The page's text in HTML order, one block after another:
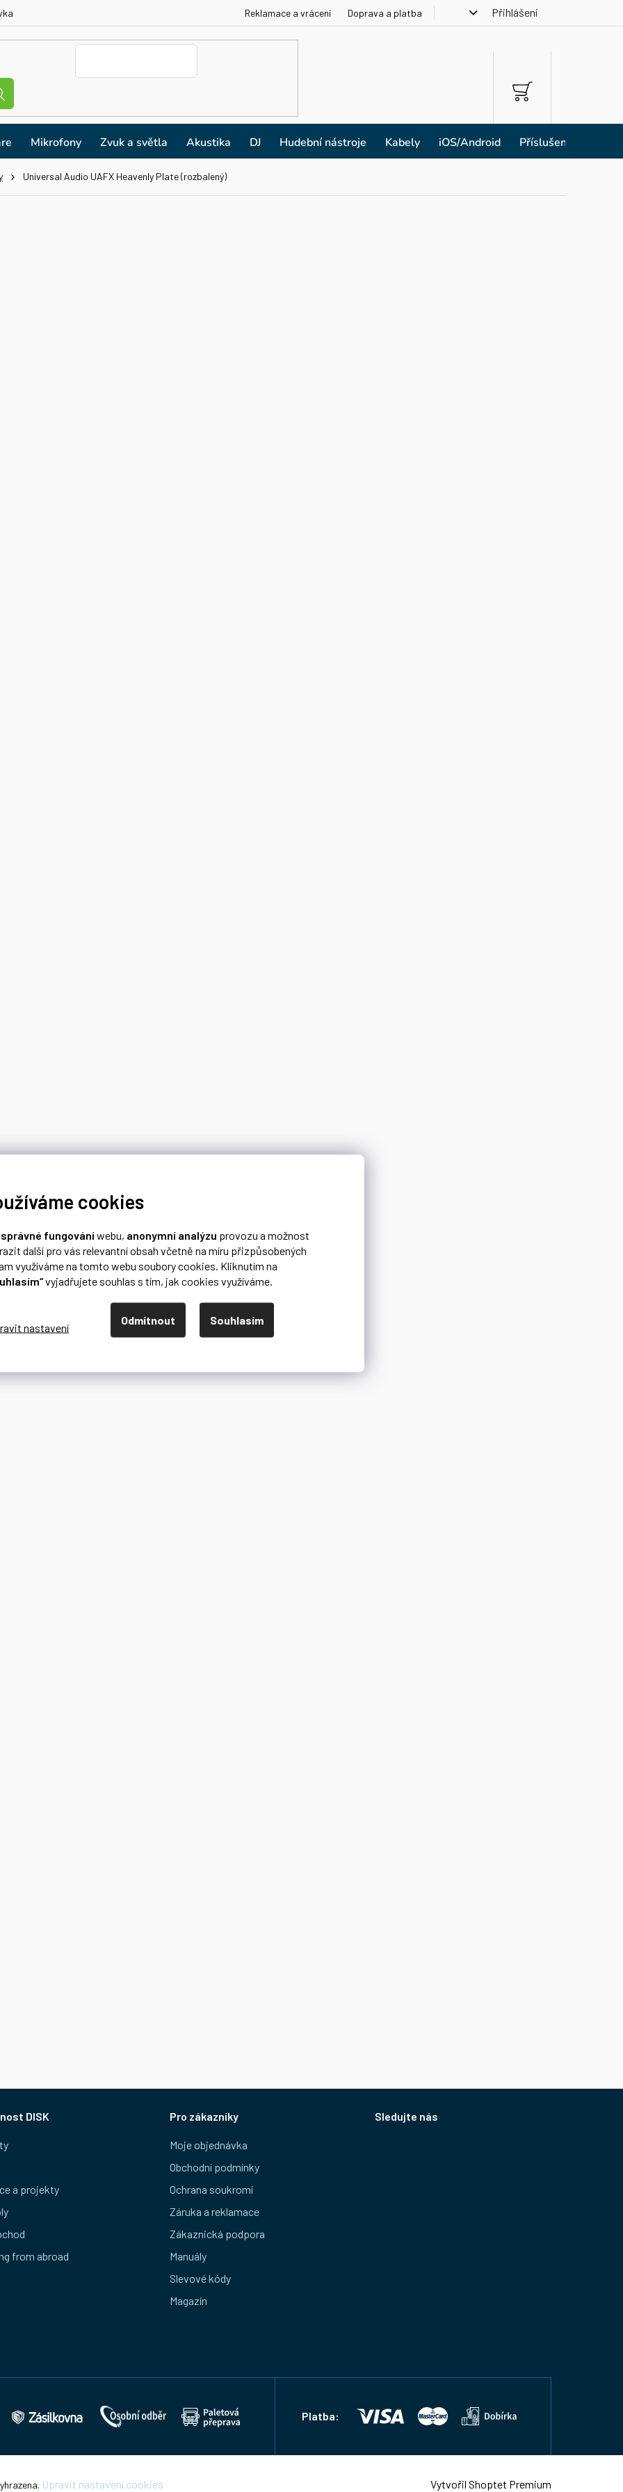
cookies
správné fungováníwebu, anonymní analýzu provozu a možnost
další pro vás relevantní obsah včetně na míru přizpůsobených
využíváme na tomto webu soubory cookies. Kliknutím na
vyjadřujete souhlas s tím, jak cookies využíváme.
Odmítnout Souhlasím
Reklamace a vrácení Doprava a platba Přihlášení
NÁKUPNÍ
KOŠÍK
Mikrofony Zvuk a světla Akustika DJ Hudební nástroje Kabely iOS/Android Příslušenství
Universal Audio UAFX Heavenly Plate (rozbalený)
DISK
a projekty
from abroad
Pro zákazníky
Moje objednávka
Obchodní podmínky
Ochrana soukromí
Záruka a reklamace
Zákaznická podpora
Manuály
Slevové kódy
Magazín
Sledujte nás
Platba:
Vytvořil Shoptet Premium
Upravit nastavení cookies